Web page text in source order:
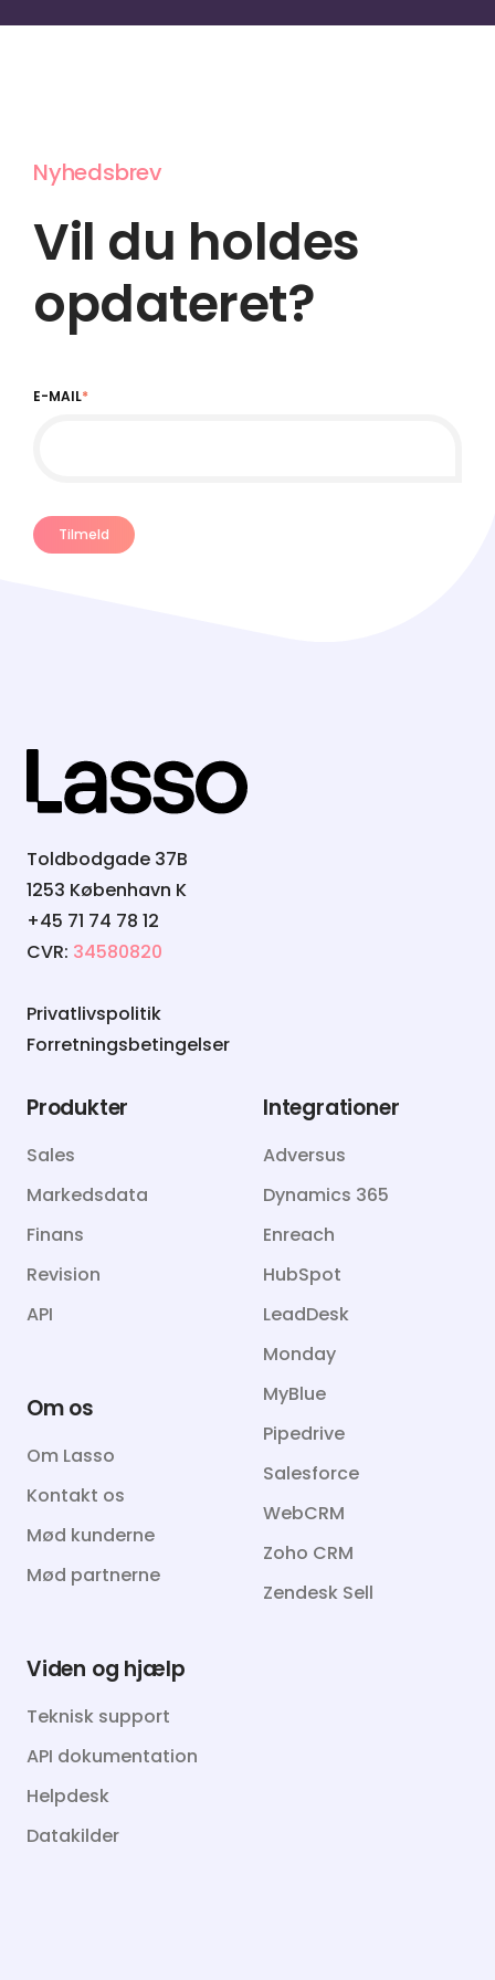
Nyhedsbrev
Vil du holdes
opdateret?
E-MAIL*
Toldbodgade 37B
1253 København K
+45 71 74 78 12
CVR: 34580820
Privatlivspolitik
Forretningsbetingelser
Produkter
Sales
Markedsdata
Finans
Revision
API
Integrationer
Adversus
Dynamics 365
Enreach
HubSpot
LeadDesk
Monday
MyBlue
Pipedrive
Salesforce
WebCRM
Zoho CRM
Zendesk Sell
Om os
Om Lasso
Kontakt os
Mød kunderne
Mød partnerne
Viden og hjælp
Teknisk support
API dokumentation
Helpdesk
Datakilder